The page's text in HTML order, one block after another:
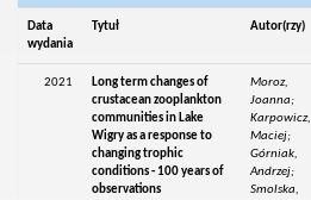
Data
wydania
Tytuł Autor(rzy)
2021
Long term changes of
crustacean zooplankton
communities in Lake
Wigry as a response to
changing trophic
conditions - 100 years of
observations
Moroz,
Joanna;
Karpowicz,
Maciej;
Górniak,
Andrzej;
Smolska,